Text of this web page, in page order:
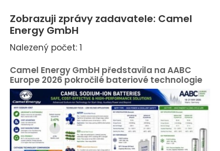
Zobrazuji zprávy zadavatele: Camel
Energy GmbH
Nalezený počet: 1
Camel Energy GmbH představila na AABC
Europe 2026 pokročilé bateriové technologie